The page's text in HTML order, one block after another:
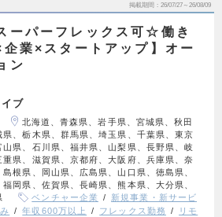
掲載期間 26/07/27～26/08/09
ーパーフレックス可☆働き
業×スタートアップ】オー
ン
ブ
北海道、青森県、岩手県、宮城県、秋田
、栃木県、群馬県、埼玉県、千葉県、東京
県、石川県、福井県、山梨県、長野県、岐
県、滋賀県、京都府、大阪府、兵庫県、奈
根県、岡山県、広島県、山口県、徳島県、
岡県、佐賀県、長崎県、熊本県、大分県、
ベンチャー企業
新規事業・新サービ
年収600万以上 フレックス勤務
リモ